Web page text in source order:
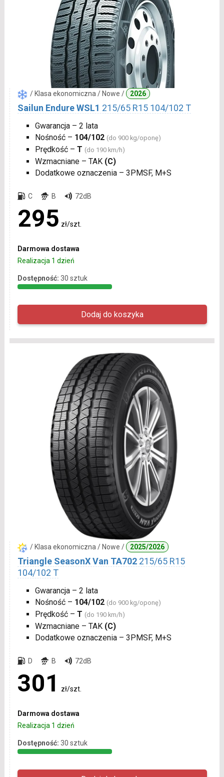
/ Klasa ekonomiczna / Nowe / 2026
Sailun Endure WSL1 215/65 R15 104/102 T
Gwarancja – 2 lata
Nośność – 104/102 (do 900 kg/oponę)
Prędkość – T (do 190 km/h)
Wzmacniane – TAK (C)
Dodatkowe oznaczenia – 3PMSF, M+S
C B 72dB
295 zł/szt.
Darmowa dostawa
Realizacja 1 dzień
Dostępność: 30 sztuk
/ Klasa ekonomiczna / Nowe / 2025/2026
Triangle SeasonX Van TA702 215/65 R15
104/102 T
Gwarancja – 2 lata
Nośność – 104/102 (do 900 kg/oponę)
Prędkość – T (do 190 km/h)
Wzmacniane – TAK (C)
Dodatkowe oznaczenia – 3PMSF, M+S
D B 72dB
301 zł/szt.
Darmowa dostawa
Realizacja 1 dzień
Dostępność: 30 sztuk